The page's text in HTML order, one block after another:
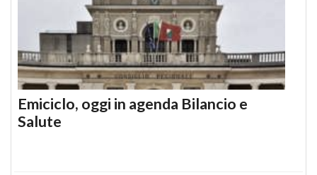
Emiciclo, oggi in agenda Bilancio e
Salute